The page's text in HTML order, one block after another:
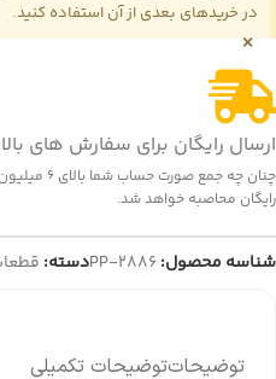
در خریدهای بعدی از آن استفاده کنید.
×
ارسال رایگان برای سفارش های بالای 6 میلیون
چنان چه
رایگان محاصبه خواهد شد.
شناسه محصول: PP-2886دسته:
توضیحاتتوضیحات تکمیلی